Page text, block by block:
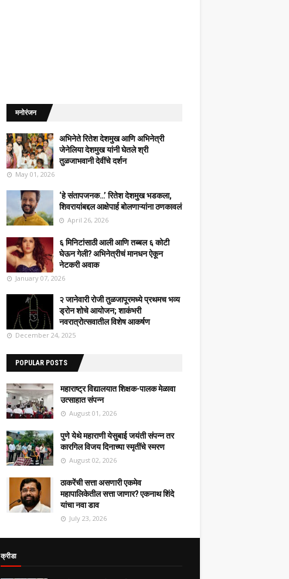
मनोरंजन
अभिनेते रितेश देशमुख आणि अभिनेत्री
जेनेलिया देशमुख यांनी घेतले श्री
तुळजाभवानी देवींचे दर्शन
May 01, 2026
‘हे संतापजनक…’ रितेश देशमुख भडकला,
शिवरायांबद्दल आक्षेपार्ह बोलणाऱ्यांना ठणकावलं
April 26, 2026
६ मिनिटांसाठी आली आणि तब्बल ६ कोटी
घेऊन गेली? अभिनेत्रीचं मानधन ऐकून
नेटकरी अवाक
January 07, 2026
२ जानेवारी रोजी तुळजापूरमध्ये प्रथमच भव्य
ड्रोन शोचे आयोजन; शाकंभरी
नवरात्रोत्सवातील विशेष आकर्षण
December 24, 2025
POPULAR POSTS
महाराष्ट्र विद्यालयात शिक्षक-पालक मेळावा
उत्साहात संपन्न
August 01, 2026
पुणे येथे महाराणी येसुबाई जयंती संपन्न तर
कारगिल विजय दिनाच्या स्मृतींचे स्मरण
August 02, 2026
ठाकरेंची सत्ता असणारी एकमेव
महापालिकेतील सत्ता जाणार? एकनाथ शिंदे
यांचा नवा डाव
July 23, 2026
क्रीडा